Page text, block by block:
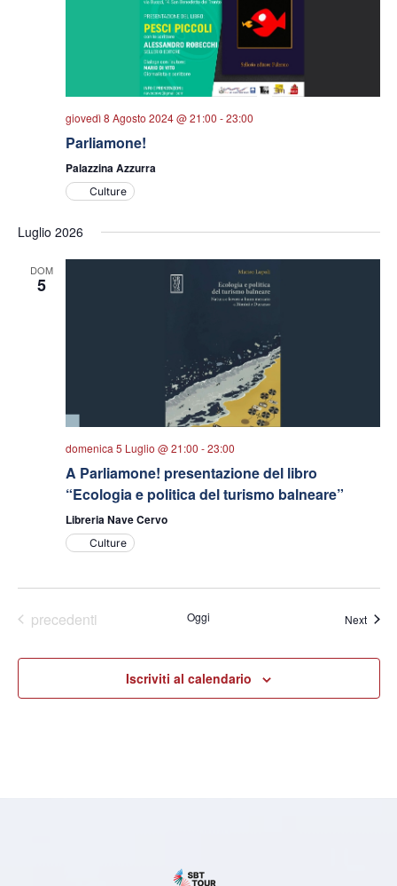
giovedì 8 Agosto 2024 @ 21:00 -23:00
Parliamone!
Palazzina Azzurra
Culture
Luglio 2026
DOM
5
domenica 5 Luglio @ 21:00 -23:00
A Parliamone! presentazione del libro
“Ecologia e politica del turismo balneare”
Libreria Nave Cervo
Culture
Eventi
precedenti Oggi NextEventi
Iscriviti al calendario